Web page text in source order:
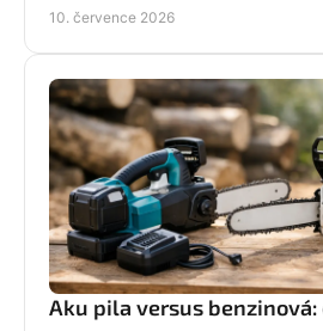
10. července 2026
Aku pila versus